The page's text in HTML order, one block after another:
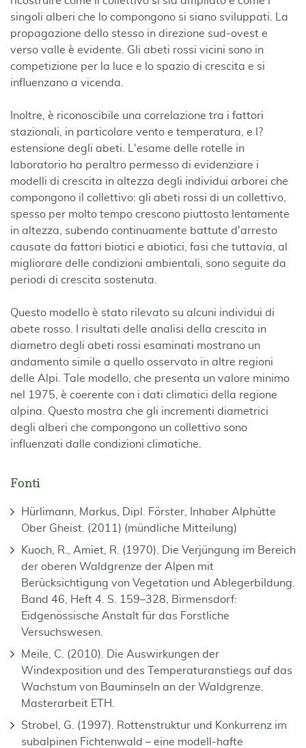
singoli alberi che lo compongono si siano sviluppati. La
propagazione dello stesso in direzione sud-ovest e
verso valle è evidente. Gli abeti rossi vicini sono in
competizione per la luce e lo spazio di crescita e si
influenzano a vicenda.
Inoltre, è riconoscibile una correlazione tra i fattori
stazionali, in particolare vento e temperatura, e l?
estensione degli abeti. L'esame delle rotelle in
laboratorio ha peraltro permesso di evidenziare i
modelli di crescita in altezza degli individui arborei che
compongono il collettivo: gli abeti rossi di un collettivo,
spesso per molto tempo crescono piuttosto lentamente
in altezza, subendo continuamente battute d'arresto
causate da fattori biotici e abiotici, fasi che tuttavia, al
migliorare delle condizioni ambientali, sono seguite da
periodi di crescita sostenuta.
Questo modello è stato rilevato su alcuni individui di
abete rosso. I risultati delle analisi della crescita in
diametro degli abeti rossi esaminati mostrano un
andamento simile a quello osservato in altre regioni
delle Alpi. Tale modello, che presenta un valore minimo
nel 1975, è coerente con i dati climatici della regione
alpina. Questo mostra che gli incrementi diametrici
degli alberi che compongono un collettivo sono
influenzati dalle condizioni climatiche.
Fonti
Hürlimann, Markus, Dipl. Förster, Inhaber Alphütte
Ober Gheist. (2011) (mündliche Mitteilung)
Kuoch, R., Amiet, R. (1970). Die Verjüngung im Bereich
der oberen Waldgrenze der Alpen mit
Berücksichtigung von Vegetation und Ablegerbildung.
Band 46, Heft 4. S. 159–328, Birmensdorf:
Eidgenössische Anstalt für das Forstliche
Versuchswesen.
Meile, C. (2010). Die Auswirkungen der
Windexposition und des Temperaturanstiegs auf das
Wachstum von Bauminseln an der Waldgrenze.
Masterarbeit ETH.
Strobel, G. (1997). Rottenstruktur und Konkurrenz im
subalpinen Fichtenwald – eine modell-hafte